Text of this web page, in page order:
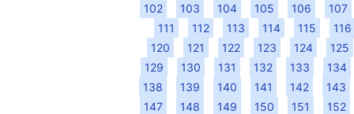
102 103 104 105 106
107
111
112 113 114 115
116
120
121 122 123 124
125
129
130 131 132 133
134
138
139 140 141 142
143
147
148 149 150 151
152